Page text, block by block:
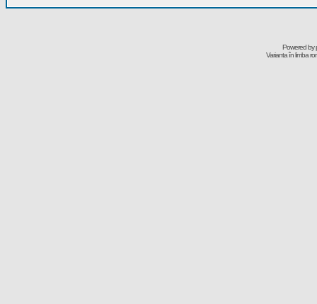
Powered by
Varianta în limba